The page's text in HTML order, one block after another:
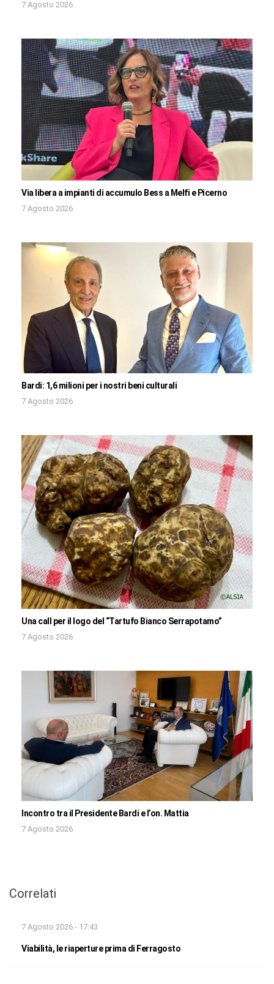
7 Agosto 2026
Via libera a impianti di accumulo Bess a Melfi e Picerno
7 Agosto 2026
Bardi: 1,6 milioni per i nostri beni culturali
7 Agosto 2026
Una call per il logo del “Tartufo Bianco Serrapotamo”
7 Agosto 2026
Incontro tra il Presidente Bardi e l’on. Mattia
7 Agosto 2026
Correlati
7 Agosto 2026 - 17:43
Viabilità, le riaperture prima di Ferragosto